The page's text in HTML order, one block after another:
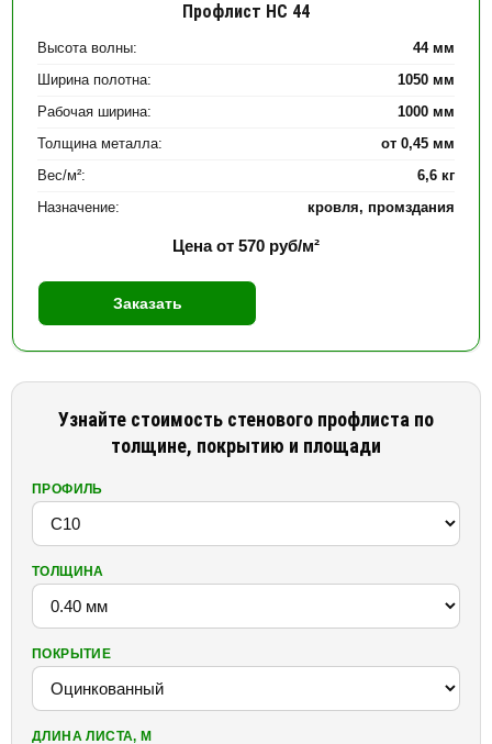
Профлист НС 44
Высота волны:
44 мм
Ширина полотна:
1050 мм
Рабочая ширина:
1000 мм
Толщина металла:
от 0,45 мм
Вес/м²:
6,6 кг
Назначение:
кровля, промздания
Цена от 570 руб/м²
Заказать
Узнайте стоимость стенового профлиста по
толщине, покрытию и площади
ПРОФИЛЬ
ТОЛЩИНА
ПОКРЫТИЕ
ДЛИНА ЛИСТА, М